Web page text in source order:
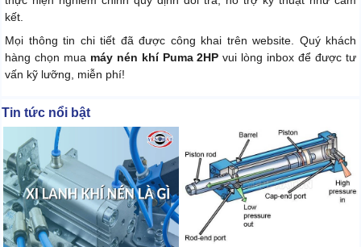
kết.
Mọi thông tin chi tiết đã được công khai trên website. Quý khách
hàng chọn mua máy nén khí Puma 2HP vui lòng inbox để được tư
vấn kỹ lưỡng, miễn phí!
Tin tức nổi bật